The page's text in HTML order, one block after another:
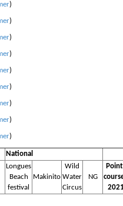
)
)
)
)
)
)
)
)
)
National
Longues
Beach
festival
Makinito
Wild
Water
Circus
NG